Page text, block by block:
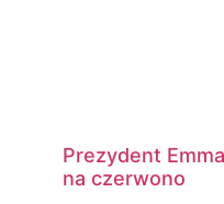
Prezydent
na czerwono